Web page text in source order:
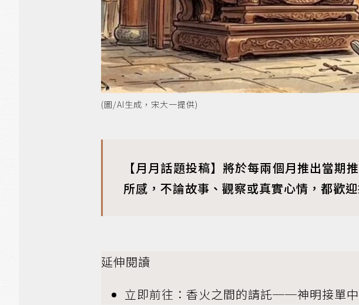
(圖/AI生成，宋大一提供)
【月月話題投稿】將於每兩個月推出當期
所感，不論故事、觀察或真實心情，都歡
延伸閱讀
立即前往：香火之間的請託──神明接單中